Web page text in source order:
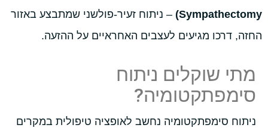
Sympathectomy) – ניתוח זעיר-פולשני שמתבצע באזור
החזה, דרכו מגיעים לעצבים האחראיים על ההזעה.
מתי שוקלים ניתוח
סימפתקטומיה?
ניתוח סימפתקטומיה נחשב לאופציה טיפולית במקרים